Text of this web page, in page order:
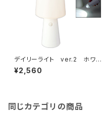
デイリーライト ver.2 ホワイ
ト MG
¥2,560
同じカテゴリの商品